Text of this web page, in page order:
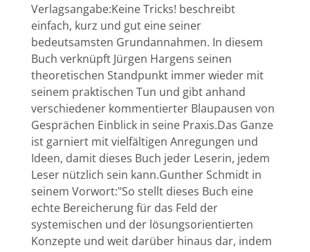
Verlagsangabe:Keine Tricks! beschreibt
einfach, kurz und gut eine seiner
bedeutsamsten Grundannahmen. In diesem
Buch verknüpft Jürgen Hargens seinen
theoretischen Standpunkt immer wieder mit
seinem praktischen Tun und gibt anhand
verschiedener kommentierter Blaupausen von
Gesprächen Einblick in seine Praxis.Das Ganze
ist garniert mit vielfältigen Anregungen und
Ideen, damit dieses Buch jeder Leserin, jedem
Leser nützlich sein kann.Gunther Schmidt in
seinem Vorwort:"So stellt dieses Buch eine
echte Bereicherung für das Feld der
systemischen und der lösungsorientierten
Konzepte und weit darüber hinaus dar, indem